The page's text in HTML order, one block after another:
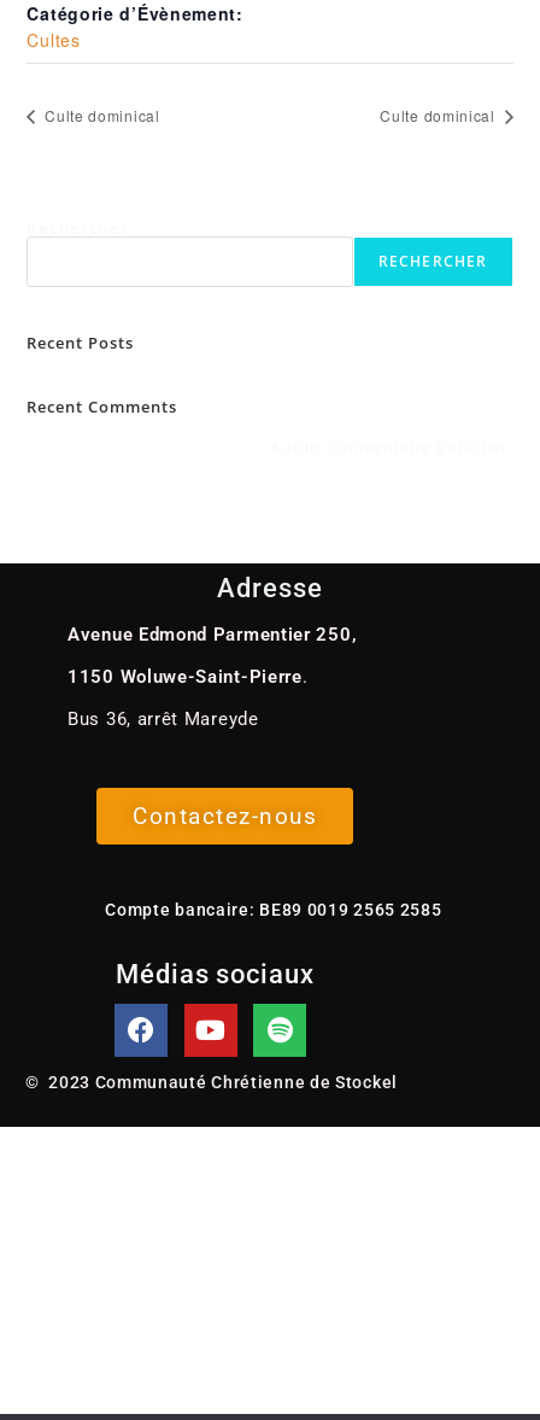
Catégorie d’Évènement:
Cultes
Culte dominical Culte dominical
RECHERCHER
Recent Posts
Recent Comments
Adresse
Avenue Edmond Parmentier 250,
1150 Woluwe-Saint-Pierre.
Bus 36, arrêt Mareyde
Contactez-nous
Compte bancaire: BE89 0019 2565 2585
Médias sociaux
© 2023 Communauté Chrétienne de Stockel